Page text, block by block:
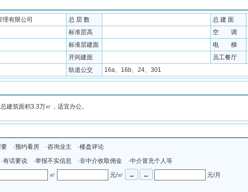
有限公司 总 层 数 总 建 面
标准层高
空 调
标准层建面
电 梯
开间建面
员工餐厅
轨道公交 16a、16b、24、301
建筑面积3.3万㎡，适宜办公。
·预约看房 ·咨询业主 ·楼盘评论
话要说 ·举报不实信息 ·非中介收取佣金 ·中介冒充个人等
㎡ 元/㎡
元/月